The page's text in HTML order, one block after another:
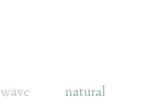
wave natural